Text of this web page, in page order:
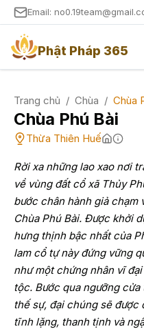
Email:
Phật Pháp 365
Trang chủ / Chùa / Chùa
Chùa Phú Bài
Thừa Thiên Huế
Rời xa những lao xao nơi
về vùng đất cổ xã Thủy
bước chân hành giả chạm
Chùa Phú Bài. Được khởi
hưng thịnh bậc nhất của
lam cổ tự này đứng vững
như một chứng nhân vĩ
tộc. Bước qua ngưỡng
thế sự, đại chúng sẽ được
tĩnh lặng, thanh tịnh và